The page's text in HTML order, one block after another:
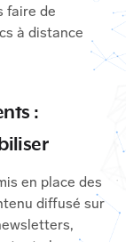
faire de
à distance
:
en place des
diffusé sur